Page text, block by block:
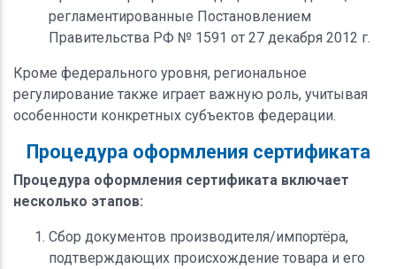
регламентированные Постановлением
Правительства РФ № 1591 от 27 декабря 2012 г.
Кроме федерального уровня, региональное
регулирование также играет важную роль, учитывая
особенности конкретных субъектов федерации.
Процедура оформления сертификата
Процедура оформления сертификата включает
несколько этапов:
Сбор документов производителя/импортёра,
подтверждающих происхождение товара и его